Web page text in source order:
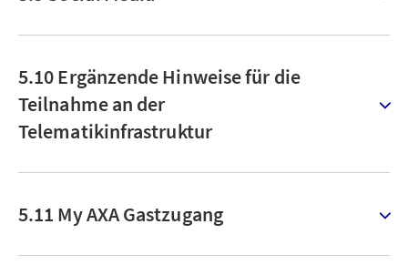
5.10 Ergänzende Hinweise für die
Teilnahme an der
Telematikinfrastruktur
5.11 My AXA Gastzugang